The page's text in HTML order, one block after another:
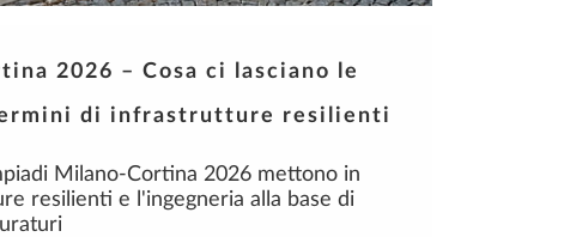
2026 – Cosa ci lasciano le
di infrastrutture resilienti
Milano-Cortina 2026 mettono in
resilienti e l'ingegneria alla base di